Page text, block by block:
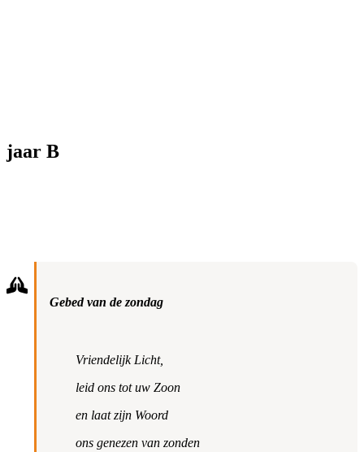
jaar B
Gebed van de zondag
Vriendelijk Licht,
leid ons tot uw Zoon
en laat zijn Woord
ons genezen van zonden